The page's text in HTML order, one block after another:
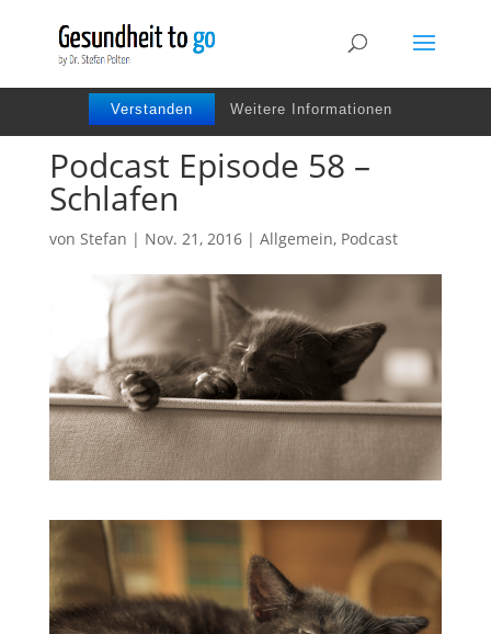
Wir benutzen Cookies um die Nutzerfreundlichkeit
der Webseite zu verbessen. Durch Deinen Besuch
Verstanden Weitere Informationen
Podcast Episode 58 –
Schlafen
von Stefan | Nov. 21, 2016| Allgemein, Podcast